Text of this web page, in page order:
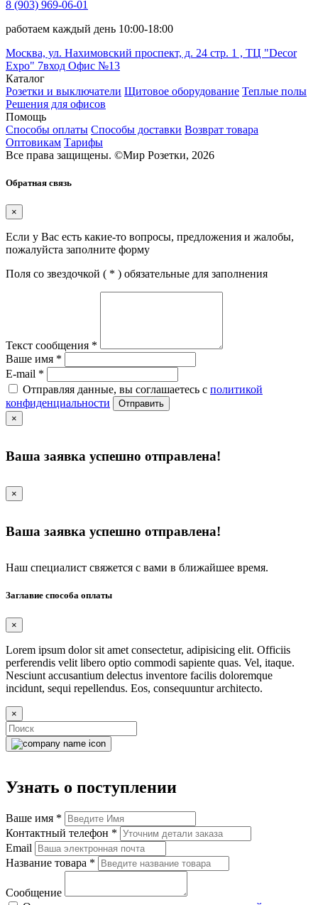
8 (903) 969-06-01
работаем каждый день 10:00-18:00
Москва, ул. Нахимовский проспект, д. 24 стр. 1 , ТЦ "Decor
Expo" 7вход Офис №13
Каталог
Розетки и выключатели Щитовое оборудование Теплые полы
Решения для офисов
Помощь
Способы оплаты Способы доставки Возврат товара
Оптовикам Тарифы
Все права защищены. ©Мир Розетки, 2026
Обратная связь
×
Если у Вас есть какие-то вопросы, предложения и жалобы,
пожалуйста заполните форму
Поля со звездочкой ( * ) обязательные для заполнения
Текст сообщения *
Ваше имя *
E-mail *
Отправляя данные, вы соглашаетесь с политикой
конфиденциальности
Отправить
×
Ваша заявка успешно отправлена!
×
Ваша заявка успешно отправлена!
Наш специалист свяжется с вами в ближайшее время.
Заглавие способа оплаты
×
Lorem ipsum dolor sit amet consectetur, adipisicing elit. Officiis
perferendis velit libero optio commodi sapiente quas. Vel, itaque.
Nesciunt accusantium delectus inventore facilis doloremque
incidunt, sequi repellendus. Eos, consequuntur architecto.
×
Узнать о поступлении
Ваше имя *
Контактный телефон *
Email
Название товара *
Сообщение